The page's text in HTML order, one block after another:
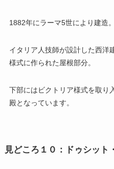
1882年にラーマ5世により建造。
イタリア人技師が設計した西洋
様式に作られた屋根部分。
下部にはビクトリア様式を取り
殿となっています。
見どころ１０：ドゥシット